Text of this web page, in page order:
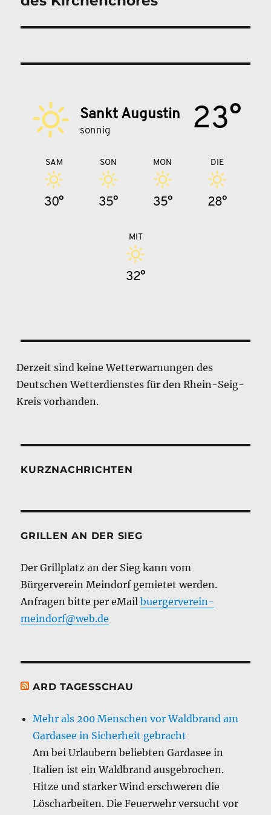
Sankt Augustin
sonnig 23°
SAM
30°
SON
35°
MON
35°
DIE
28°
MIT
32°
Derzeit sind keine Wetterwarnungen des
Deutschen Wetterdienstes für den Rhein-Seig-
Kreis vorhanden.
KURZNACHRICHTEN
GRILLEN AN DER SIEG
Der Grillplatz an der Sieg kann vom
Bürgerverein Meindorf gemietet werden.
Anfragen bitte per eMailbuergerverein-
meindorf@web.de
ARD TAGESSCHAU
Mehr als 200 Menschen vor Waldbrand am
Gardasee in Sicherheit gebracht
Am bei Urlaubern beliebten Gardasee in
Italien ist ein Waldbrand ausgebrochen.
Hitze und starker Wind erschweren die
Löscharbeiten. Die Feuerwehr versucht vor